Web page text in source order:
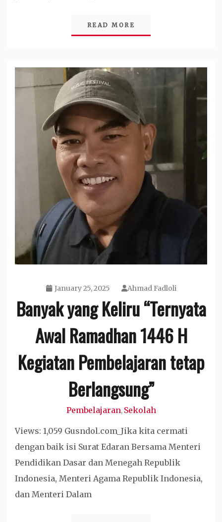
READ MORE
January 25, 2025 Ahmad Fadloli
Banyak yang Keliru “Ternyata
Awal Ramadhan 1446 H
Kegiatan Pembelajaran tetap
Berlangsung”
Pembelajaran, Sekolah
Views: 1,059 Gusndol.com_Jika kita cermati
dengan baik isi Surat Edaran Bersama Menteri
Pendidikan Dasar dan Menegah Republik
Indonesia, Menteri Agama Republik Indonesia,
dan Menteri Dalam